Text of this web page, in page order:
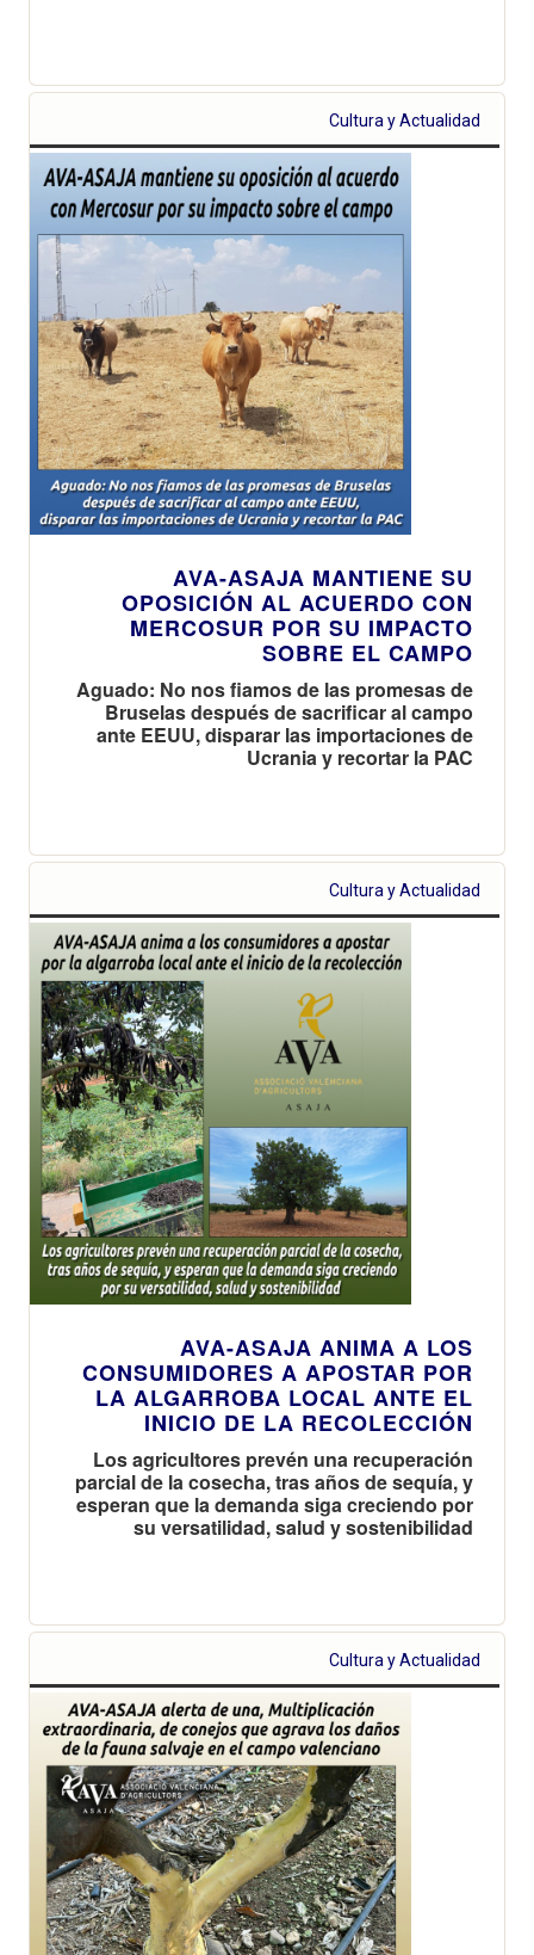
Cultura y Actualidad
AVA-ASAJA MANTIENE SU
OPOSICIÓN AL ACUERDO CON
MERCOSUR POR SU IMPACTO
SOBRE EL CAMPO
Aguado: No nos fiamos de las promesas de
Bruselas después de sacrificar al campo
ante EEUU, disparar las importaciones de
Ucrania y recortar la PAC
Cultura y Actualidad
AVA-ASAJA ANIMA A LOS
CONSUMIDORES A APOSTAR POR
LA ALGARROBA LOCAL ANTE EL
INICIO DE LA RECOLECCIÓN
Los agricultores prevén una recuperación
parcial de la cosecha, tras años de sequía, y
esperan que la demanda siga creciendo por
su versatilidad, salud y sostenibilidad
Cultura y Actualidad